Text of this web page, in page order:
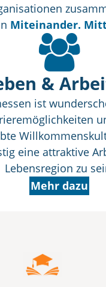
Miteinander.
&
ist
eine attraktive
Lebensregion zu
Mehr dazu
und